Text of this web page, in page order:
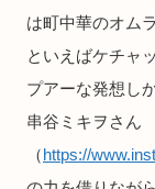
は町中華のオム
といえばケチャ
プアーな発想し
串谷ミキヲさん
（https://